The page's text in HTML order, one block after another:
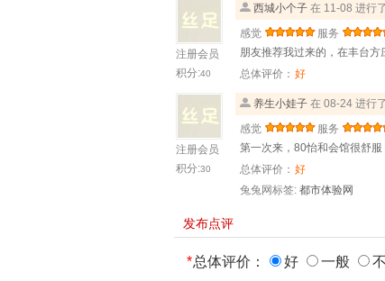
注册会员
积分:40
西城小个子 在 11-08 进行
感觉
服务
朋友推荐我过来的，在丰台方
总体评价： 好
注册会员
积分:30
养生小娃子 在 08-24 进行
感觉
服务
第一次来，80怡和会馆很舒
总体评价： 好
兔兔网标签: 都市体验网
发布点评
*总体评价： 好 一般